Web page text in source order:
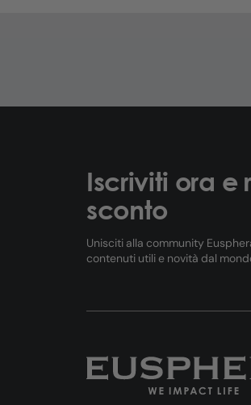
Iscriviti ora e
sconto
Unisciti alla community
contenuti utili e novità dal